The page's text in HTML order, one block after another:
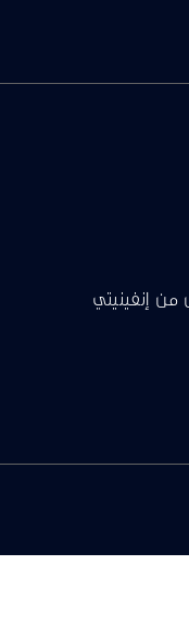
من إنفينيتي